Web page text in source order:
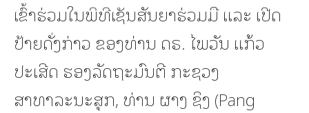
ເຂົ້າຮ່ວມໃນພິທີເຊັນສັນຍາຮ່ວມມື ແລະ ເປີດ
ປ້າຍດັ່ງກ່າວ ຂອງທ່ານ ດຣ. ໄພວັນ ແກ້ວ
ປະເສີດ ຮອງລັດຖະມົນຕີ ກະຊວງ
ສາທາລະນະສຸກ, ທ່ານ ຜາງ ຊິງ (Pang